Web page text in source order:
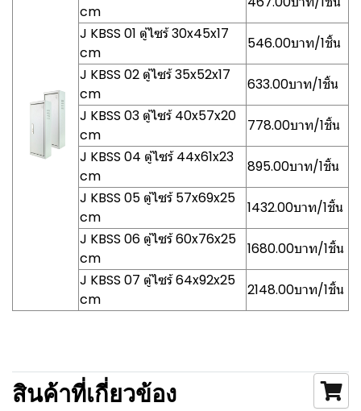
cm
J KBSS 01 ตู้ไซร้ 30x45x17
cm
546.00บาท/1ชิ้น
J KBSS 02 ตู้ไซร้ 35x52x17
cm
633.00บาท/1ชิ้น
J KBSS 03 ตู้ไซร้ 40x57x20
cm
778.00บาท/1ชิ้น
J KBSS 04 ตู้ไซร้ 44x61x23
cm
895.00บาท/1ชิ้น
J KBSS 05 ตู้ไซร้ 57x69x25
cm
1432.00บาท/1ชิ้น
J KBSS 06 ตู้ไซร้ 60x76x25
cm
1680.00บาท/1ชิ้น
J KBSS 07 ตู้ไซร้ 64x92x25
cm
2148.00บาท/1ชิ้น
สินค้าที่เกี่ยวข้อง